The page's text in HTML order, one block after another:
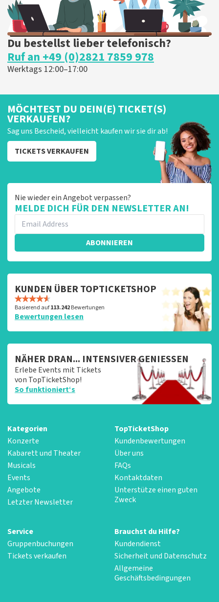
Du bestellst lieber telefonisch?
Ruf an +49 (0)2821 7859 978
Werktags 12:00–17:00
MÖCHTEST DU DEIN(E) TICKET(S)
VERKAUFEN?
Sag uns Bescheid, vielleicht kaufen wir sie dir ab!
TICKETS VERKAUFEN
Nie wieder ein Angebot verpassen?
MELDE DICH FÜR DEN NEWSLETTER AN!
ABONNIEREN
KUNDEN ÜBER TOPTICKETSHOP
Basierend auf113.242Bewertungen
Bewertungen lesen
NÄHER DRAN... INTENSIVER GENIESSEN
Erlebe Events mit Tickets
von TopTicketShop!
So funktioniert‘s
Kategorien
Konzerte
Kabarett und Theater
Musicals
Events
Angebote
Letzter Newsletter
TopTicketShop
Kundenbewertungen
Über uns
FAQs
Kontaktdaten
Unterstütze einen guten
Zweck
Service
Gruppenbuchungen
Tickets verkaufen
Brauchst du Hilfe?
Kundendienst
Sicherheit und Datenschutz
Allgemeine
Geschäftsbedingungen